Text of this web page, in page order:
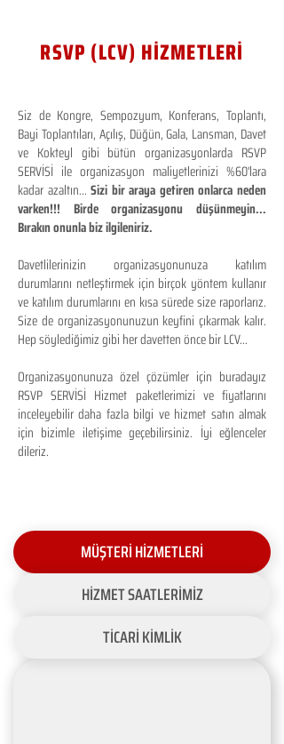
RSVP (LCV) HİZMETLERİ
Siz de Kongre, Sempozyum, Konferans, Toplantı,
Bayi Toplantıları, Açılış, Düğün, Gala, Lansman, Davet
ve Kokteyl gibi bütün organizasyonlarda RSVP
SERVİSİ ile organizasyon maliyetlerinizi %60'lara
kadar azaltın...Sizi bir araya getiren onlarca neden
varken!!! Birde organizasyonu düşünmeyin...
Bırakın onunla biz ilgileniriz.
Davetlilerinizin organizasyonunuza katılım
durumlarını netleştirmek için birçok yöntem kullanır
ve katılım durumlarını en kısa sürede size raporlarız.
Size de organizasyonunuzun keyfini çıkarmak kalır.
Hep söylediğimiz gibi her davetten önce bir LCV...
Organizasyonunuza özel çözümler için buradayız
RSVP SERVİSİ Hizmet paketlerimizi ve fiyatlarını
inceleyebilir daha fazla bilgi ve hizmet satın almak
için bizimle iletişime geçebilirsiniz. İyi eğlenceler
dileriz.
MÜŞTERİ HİZMETLERİ
HİZMET SAATLERİMİZ
TİCARİ KİMLİK